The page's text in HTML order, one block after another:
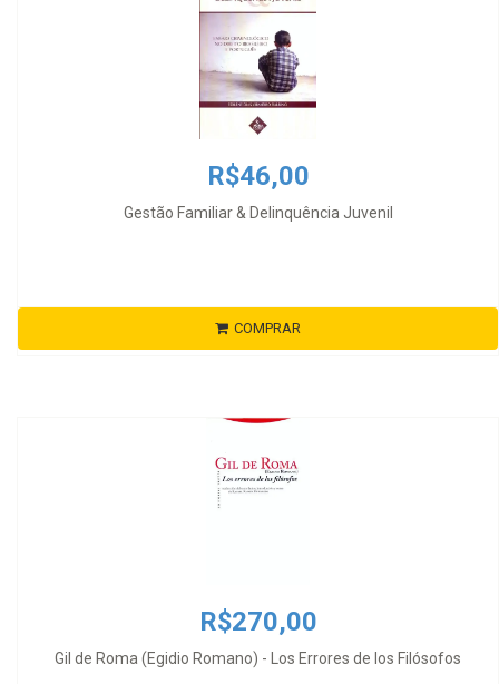
R$46,00
Gestão Familiar & Delinquência Juvenil
COMPRAR
R$270,00
Gil de Roma (Egidio Romano) - Los Errores de los Filósofos